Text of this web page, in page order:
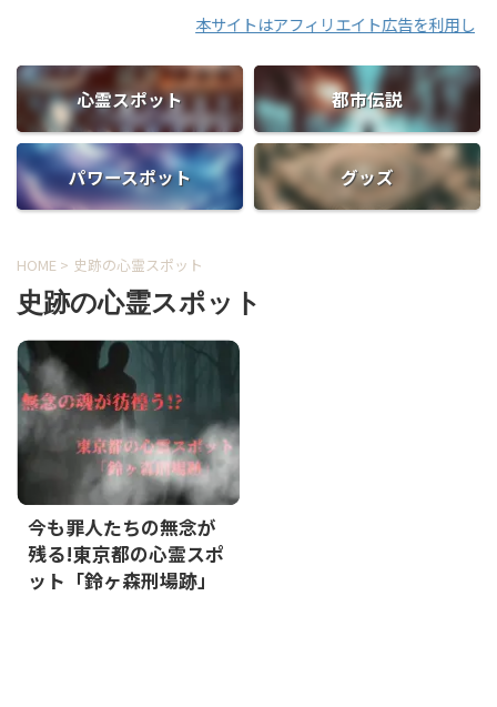
本サイトはアフィリエイト広告を利用して
心霊スポット 都市伝説
パワースポット グッズ
HOME > 史跡の心霊スポット
史跡の心霊スポット
今も罪人たちの無念が
残る!東京都の心霊スポ
ット「鈴ヶ森刑場跡」